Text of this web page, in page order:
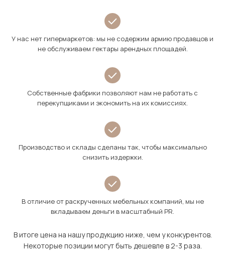
У нас нет гипермаркетов: мы не содержим армию продавцов и
не обслуживаем гектары арендных площадей.
Собственные фабрики позволяют нам не работать с
перекупщиками и экономить на их комиссиях.
Производство и склады сделаны так, чтобы максимально
снизить издержки.
В отличие от раскрученных мебельных компаний, мы не
вкладываем деньги в масштабный PR.
В итоге цена на нашу продукцию ниже, чем у конкурентов.
Некоторые позиции могут быть дешевле в 2-3 раза.